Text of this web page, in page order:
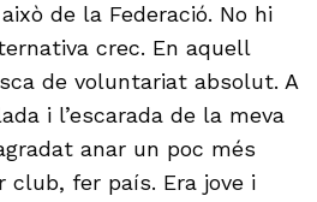
de la Federació. No hi
crec. En aquell
de voluntariat absolut. A
i l’escarada de la meva
anar un poc més
club, fer país. Era jove i